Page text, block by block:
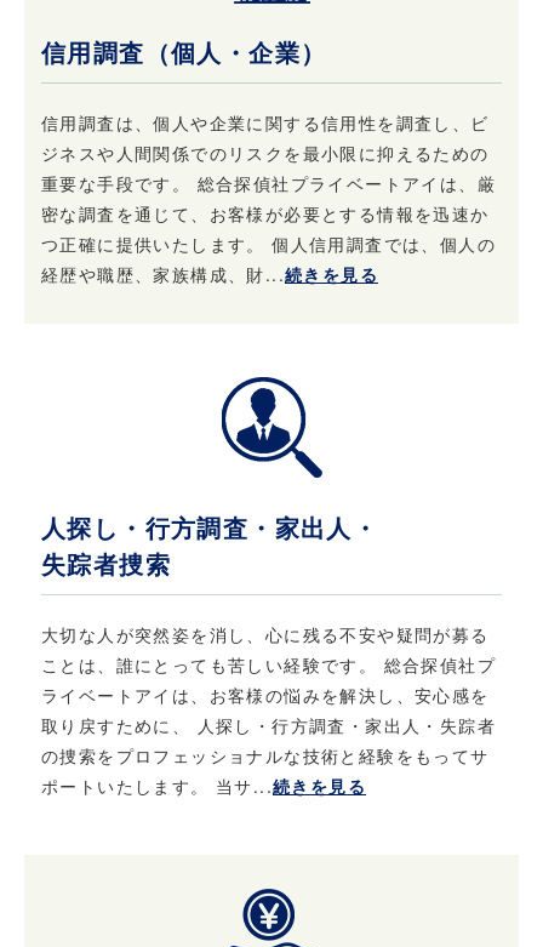
に応じて情報を開示することがあります。及び
当社の権利や財産を保護する目的で開示するこ
とがあります。
4. 個人情報はいつでも変更・訂正または削除で
きます
当社は、ご本人からお申し出があったときは、
す。 ただし、登録を削除すると提供できないサ
ービスが発生する場合があります。
善について
当社は、個人情報保護に関する法律・法令、そ
の他の規範を遵守するとともに、本ポリシーの
内容を適宜見直し、継続的な改善に努めます。
6. お問い合わせ
当社における個人情報保護に関してご質問など
がある場合は、こちら
信用調査（個人・企業）
信用調査は、個人や企業に関する信用性を調査し、ビ
ジネスや人間関係でのリスクを最小限に抑えるための
重要な手段です。 総合探偵社プライベートアイは、厳
密な調査を通じて、お客様が必要とする情報を迅速か
つ正確に提供いたします。 個人信用調査では、個人の
経歴や職歴、家族構成、財...続きを見る
人探し・行方調査・家出人・
失踪者捜索
大切な人が突然姿を消し、心に残る不安や疑問が募る
ことは、誰にとっても苦しい経験です。 総合探偵社プ
ライベートアイは、お客様の悩みを解決し、安心感を
取り戻すために、 人探し・行方調査・家出人・失踪者
の捜索をプロフェッショナルな技術と経験をもってサ
ポートいたします。 当サ...続きを見る